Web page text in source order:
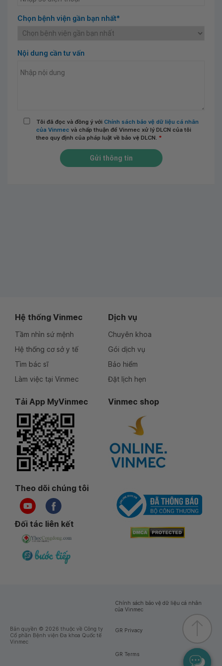
Chọn bệnh viện gần bạn nhất*
Nội dung cần tư vấn
Tôi đã đọc và đồng ý với Chính sách bảo vệ dữ liệu cá nhân
của Vinmec và chấp thuận để Vinmec xử lý DLCN của tôi
theo quy định của pháp luật về bảo vệ DLCN. *
Gửi thông tin
Hệ thống Vinmec
Tầm nhìn sứ mệnh
Hệ thống cơ sở y tế
Tìm bác sĩ
Làm việc tại Vinmec
Dịch vụ
Chuyên khoa
Gói dịch vụ
Bảo hiểm
Đặt lịch hẹn
Tải App MyVinmec Vinmec shop
Theo dõi chúng tôi
Đối tác liên kết
Bản quyền © 2026 thuộc về Công ty
Cổ phần Bệnh viện Đa khoa Quốc tế
Vinmec
Chính sách bảo vệ dữ liệu cá nhân
của Vinmec
GR Privacy
GR Terms